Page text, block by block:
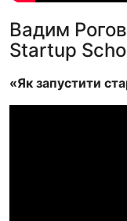
Вадим
Startup
«Як запустити